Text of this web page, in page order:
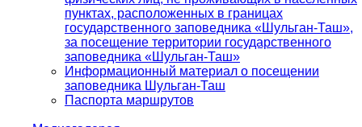
пунктах, расположенных в границах
государственного заповедника «Шульган-Таш»,
за посещение территории государственного
заповедника «Шульган-Таш»
Информационный материал о посещении
заповедника Шульган-Таш
Паспорта маршрутов